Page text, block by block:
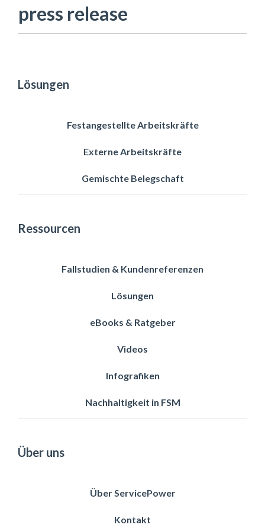
press release
Lösungen
Festangestellte Arbeitskräfte
Externe Arbeitskräfte
Gemischte Belegschaft
Ressourcen
Fallstudien & Kundenreferenzen
Lösungen
eBooks & Ratgeber
Videos
Infografiken
Nachhaltigkeit in FSM
Über uns
Über ServicePower
Kontakt